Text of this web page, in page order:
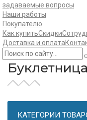
задаваемые вопросы
Наши работы
Покупателю
Как купитьСкидки
Доставка и оплата
КАТЕГОРИИ